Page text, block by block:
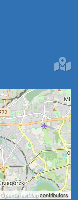
OpenStreetMapcontributors